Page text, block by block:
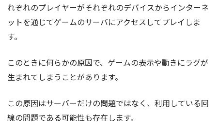
れぞれのプレイヤーがそれぞれのデバイスからインターネ
ットを通じてゲームのサーバにアクセスしてプレイしま
す。
このときに何らかの原因で、ゲームの表示や動きにラグが
生まれてしまうことがあります。
この原因はサーバーだけの問題ではなく、利用している回
線の問題である可能性も存在します。